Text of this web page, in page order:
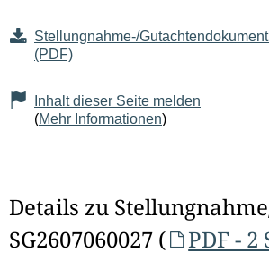
Seiteninhalt
Stellungnahme-/
(PDF)
Inhalt dieser Seite melden
(Mehr Informationen)
Details zu
SG2607060027 (
PDF - 2